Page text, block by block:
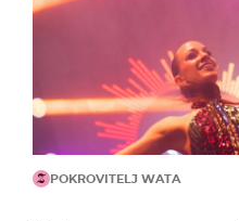
POKROVITELJ WATA